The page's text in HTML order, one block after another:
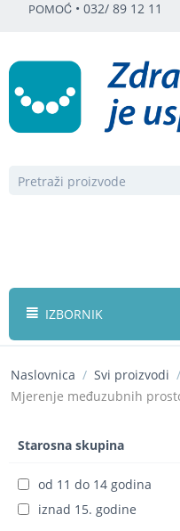
POMOĆ • 032/ 89 12 11
IZBORNIK
Naslovnica / Svi proizvodi /
Mjerenje međuzubnih
Starosna skupina
od 11 do 14 godina
iznad 15. godine